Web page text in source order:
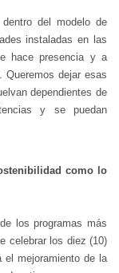
del modelo de
instaladas en las
hace presencia y a
Queremos dejar esas
dependientes de
y se puedan
como lo
los programas más
celebrar los diez (10)
mejoramiento de la